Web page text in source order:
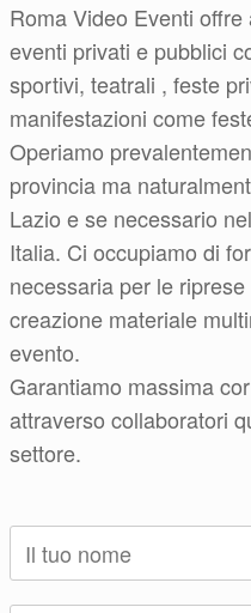
Roma Video Eventi
eventi privati e pubblici
sportivi, teatrali , feste
manifestazioni come
Operiamo
provincia ma
Lazio e se necessario
Italia. Ci occupiamo di
necessaria per le
creazione materiale
evento.
Garantiamo massima
attraverso collaboratori
settore.